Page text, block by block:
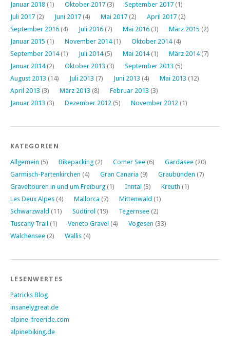
Januar 2018 (1) Oktober 2017 (3) September 2017 (1)
Juli 2017 (2) Juni 2017 (4) Mai 2017 (2) April 2017 (2)
September 2016 (4) Juli 2016 (7) Mai 2016 (3) März 2015 (2)
Januar 2015 (1) November 2014(1) Oktober 2014(4)
September 2014(1) Juli 2014(5) Mai 2014(1) März 2014(7)
Januar 2014(2) Oktober 2013 (3) September 2013 (5)
August 2013 (14) Juli 2013 (7) Juni 2013 (4) Mai 2013 (12)
April 2013 (3) März 2013 (8) Februar 2013 (3)
Januar 2013 (3) Dezember 2012 (5) November 2012 (1)
KATEGORIEN
Allgemein (5) Bikepacking (2) Comer See (6) Gardasee (20)
Garmisch-Partenkirchen (4) Gran Canaria (9) Graubünden (7)
Graveltouren in und um Freiburg (1) Inntal (3) Kreuth (1)
Les Deux Alpes (4) Mallorca (7) Mittenwald (1)
Schwarzwald (11) Südtirol (19) Tegernsee (2)
Tuscany Trail (1) Veneto Gravel (4) Vogesen (33)
Walchensee (2) Wallis (4)
LESENWERTES
Patricks Blog
insanelygreat.de
alpine-freeride.com
alpinebiking.de